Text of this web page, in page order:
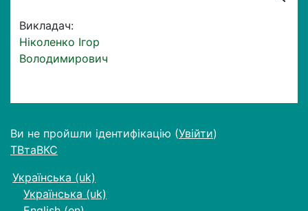
Викладач:
Ніколенко Ігор
Володимирович
Ви не пройшли ідентифікацію (Увійти)
ТВтаВКС
Українська ‎(uk)‎
Українська ‎(uk)‎